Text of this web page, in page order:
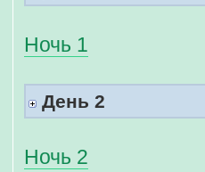
Ночь 1
День 2
Ночь 2